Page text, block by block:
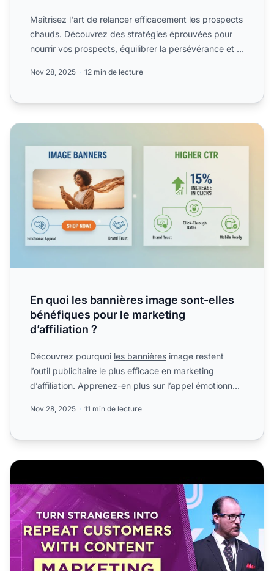
Maîtrisez l'art de relancer efficacement les prospects
chauds. Découvrez des stratégies éprouvées pour
nourrir vos prospects, équilibrer la persévérance et le
Nov 28, 2025 12 min de lecture
En quoi les bannières image sont-elles bénéfiques pour
En quoi les bannières image sont-elles
bénéfiques pour le marketing
d’affiliation ?
Découvrez pourquoi les bannières image restent
l’outil publicitaire le plus efficace en marketing
d’affiliation. Apprenez-en plus sur l’appel émotionnel,
Nov 28, 2025 11 min de lecture
Transformez les inconnus en clients fidèles grâce à la